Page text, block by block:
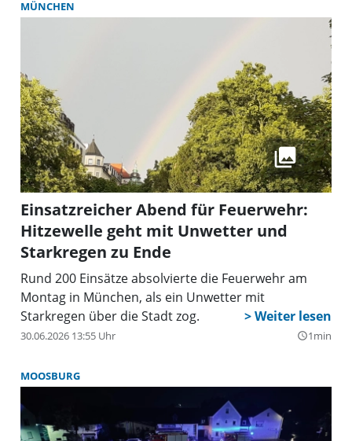
MÜNCHEN
Einsatzreicher Abend für Feuerwehr:
Hitzewelle geht mit Unwetter und
Starkregen zu Ende
Rund 200 Einsätze absolvierte die Feuerwehr am
Montag in München, als ein Unwetter mit
Starkregen über die Stadt zog.
30.06.2026 13:55 Uhr query_builder1min
MOOSBURG